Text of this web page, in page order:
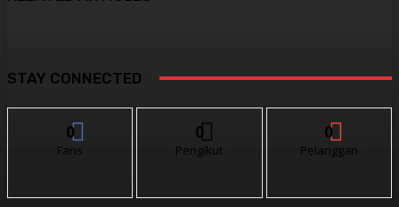
STAY CONNECTED
0
Fans
0
Pengikut
0
Pelanggan